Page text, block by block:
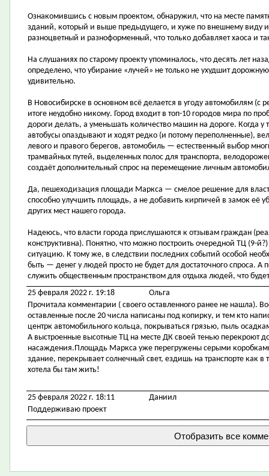
Ознакомившись с новым проектом, обнаружил, что на месте
зданий, который и выше предыдущего, и хуже по внешнему виду
разноцветный и разноформенный, что только добавляет хаоса и
На слушаниях по старому проекту упоминалось, что десять лет
определено, что убирание «лучей» не только не ухудшит
удивительно.
В Новосибирске в основном всё делается в угоду автомобилям
итоге неудобно никому. Город входит в топ-10 городов мира по
дороги делать, а уменьшать количество машин на дороге. Когда у
автобусы опаздывают и ходят редко (и потому переполненные),
левого и правого берегов, автомобиль — естественный выбор
трамвайных путей, выделенных полос для транспорта,
создаёт дополнительный спрос на перемещение личным
Да, пешеходизация площади Маркса — смелое решение для
способно улучшить площадь, а не добавить кирпичей в замок её
других мест нашего города.
Надеюсь, что власти города прислушаются к отзывам граждан
конструктивна). Понятно, что можно построить очередной ТЦ (9-
ситуацию. К тому же, в следствии последних событий особой
быть — денег у людей просто не будет для достаточного спроса.
служить общественным пространством для отдыха людей, что
25 февраля 2022 г. 19:18
Ольга
Прочитала комментарии ( своего оставленного ранее не нашла).
оставленные после 20 числа написаны под копирку, и тем кто
центрк автомобильного кольца, покрываться грязью, пыль
А выстроенные высотные ТЦ на месте ДК своей тенью перекроют
насаждения.Площадь Маркса уже перегружены серыми
здание, перекрывает солнечный свет, ездишь на транспорте как
хотела бы там жить!
25 февраля 2022 г. 18:11
Даниил
Поддерживаю проект